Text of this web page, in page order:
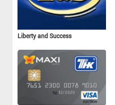
Liberty and Success